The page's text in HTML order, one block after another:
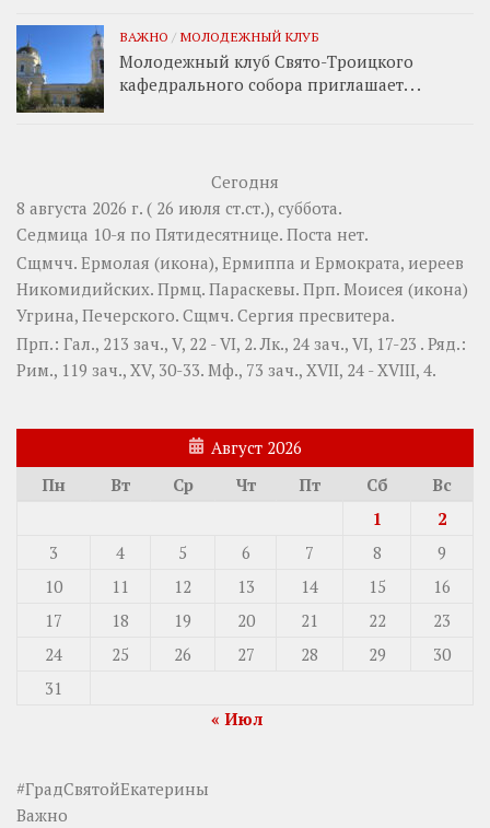
ВАЖНО / МОЛОДЕЖНЫЙ КЛУБ
Молодежный клуб Свято-Троицкого
кафедрального собора приглашает. . .
Сегодня
8 августа 2026 г. ( 26 июля ст.ст.), суббота.
Седмица 10-я по Пятидесятнице. Поста нет.
Сщмчч. Ермолая (икона), Ермиппа и Ермократа, иереев
Никомидийских. Прмц. Параскевы. Прп. Моисея (икона)
Угрина, Печерского. Сщмч. Сергия пресвитера.
Прп.: Гал., 213 зач., V, 22 - VI, 2. Лк., 24 зач., VI, 17-23 . Ряд.:
Рим., 119 зач., XV, 30-33. Мф., 73 зач., XVII, 24 - XVIII, 4.
Август 2026
Пн
Вт Ср Чт Пт Сб
Вс
1
2
3
4 5 6 7 8
9
10
11 12 13 14 15
16
17
18 19 20 21 22
23
24
25 26 27 28 29
30
31
« Июл
#ГрадСвятойЕкатерины
Важно